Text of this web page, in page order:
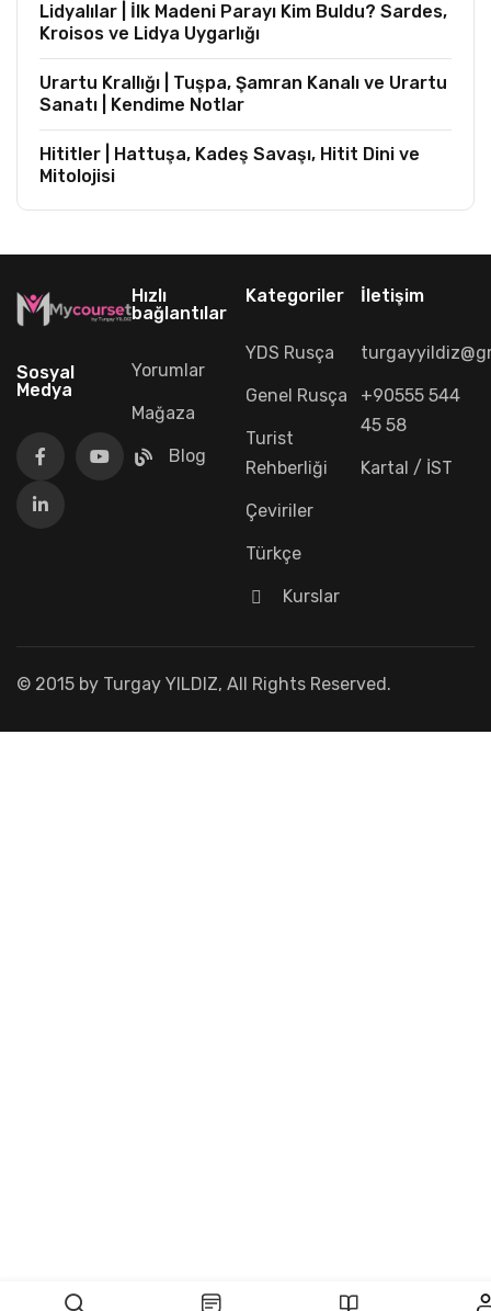
Lidyalılar | İlk Madeni Parayı Kim Buldu? Sardes,
Kroisos ve Lidya Uygarlığı
Urartu Krallığı | Tuşpa, Şamran Kanalı ve Urartu
Sanatı | Kendime Notlar
Hititler | Hattuşa, Kadeş Savaşı, Hitit Dini ve
Mitolojisi
Sosyal
Medya
Hızlı
bağlantılar
Yorumlar
Mağaza
Blog
Kategoriler
YDS Rusça
Genel Rusça
Turist
Rehberliği
Çeviriler
Türkçe
Kurslar
İletişim
+90555 544
45 58
Kartal / İST
© 2015 by Turgay YILDIZ, All Rights Reserved.